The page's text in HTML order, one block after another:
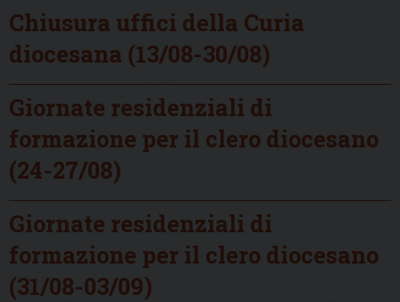
Chiusura uffici della Curia
diocesana (13/08-30/08)
Giornate residenziali di
formazione per il clero diocesano
(24-27/08)
Giornate residenziali di
formazione per il clero diocesano
(31/08-03/09)